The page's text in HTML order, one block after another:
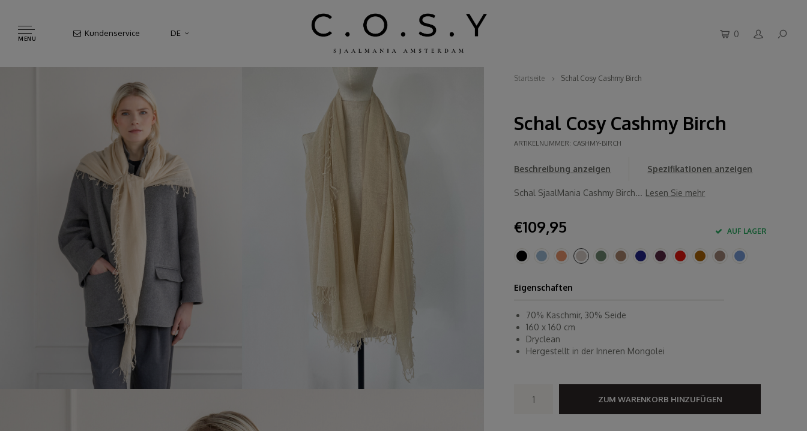
MENU
Kundenservice DE 0
Startseite Schal Cosy Cashmy Birch
Schal Cosy Cashmy Birch
ARTIKELNUMMER: CASHMY-BIRCH
Beschreibung anzeigen Spezifikationen anzeigen
Schal SjaalMania Cashmy Birch... Lesen Sie mehr
€109,95 AUF LAGER
Eigenschaften
70% Kaschmir, 30% Seide
160 x 160 cm
Dryclean
Hergestellt in der Inneren Mongolei
ZUM WARENKORB HINZUFÜGEN